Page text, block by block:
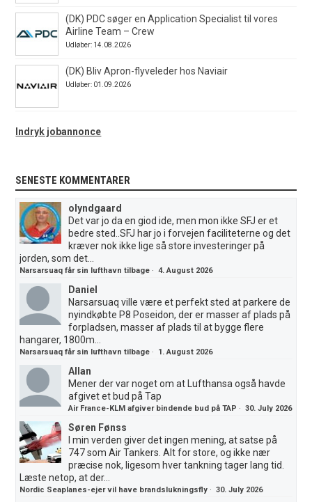
(DK) PDC søger en Application Specialist til vores
Airline Team – Crew
Udløber: 14.08.2026
(DK) Bliv Apron-flyveleder hos Naviair
Udløber: 01.09.2026
Indryk jobannonce
SENESTE KOMMENTARER
olyndgaard
Det var jo da en giod ide, men mon ikke SFJ er et
bedre sted..SFJ har jo i forvejen faciliteterne og det
kræver nok ikke lige så store investeringer på
jorden, som det...
Narsarsuaq får sin lufthavn tilbage ·4. August 2026
Daniel
Narsarsuaq ville være et perfekt sted at parkere de
nyindkøbte P8 Poseidon, der er masser af plads på
forpladsen, masser af plads til at bygge flere
hangarer, 1800m...
Narsarsuaq får sin lufthavn tilbage · 1. August 2026
Allan
Mener der var noget om at Lufthansa også havde
afgivet et bud på Tap
Air France-KLM afgiver bindende bud på TAP ·30. July 2026
Søren Fønss
I min verden giver det ingen mening, at satse på
747 som Air Tankers. Alt for store, og ikke nær
præcise nok, ligesom hver tankning tager lang tid.
Læste netop, at der...
Nordic Seaplanes-ejer vil have brandslukningsfly ·30. July 2026